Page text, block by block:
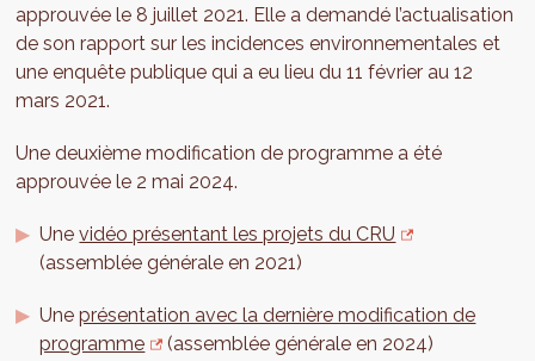
approuvée le 8 juillet 2021. Elle a demandé l’actualisation
de son rapport sur les incidences environnementales et
une enquête publique qui a eu lieu du 11 février au 12
mars 2021.
Une deuxième modification de programme a été
approuvée le 2 mai 2024.
Unevidéo présentant les projets du CRU
(assemblée générale en 2021)
Uneprésentation avec la dernière modification de
programme
(assemblée générale en 2024)